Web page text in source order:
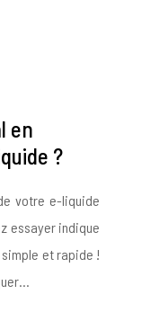
en
?
votre e-liquide
essayer indique
et rapide !